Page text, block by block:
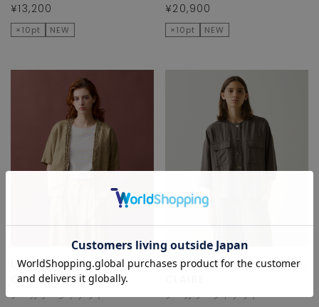
¥13,200
×10pt NEW
¥20,900
×10pt NEW
LOGEMENT DE
CLAIRE
ノーカラージャケット
LOGEMENT DE
ノーカラージャケット